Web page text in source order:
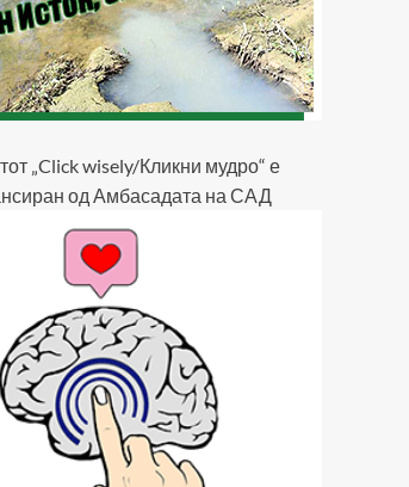
„Click wisely/Кликни мудро“ е
од Амбасадата на САД